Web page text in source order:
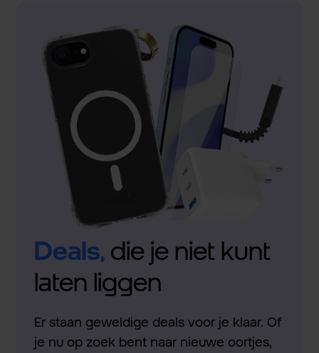
Deals,die je niet kunt
laten liggen
Er staan geweldige deals voor je klaar. Of
je nu op zoek bent naar nieuwe oortjes,